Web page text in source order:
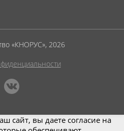
«КНОРУС», 2026
сайт, вы даете согласие на